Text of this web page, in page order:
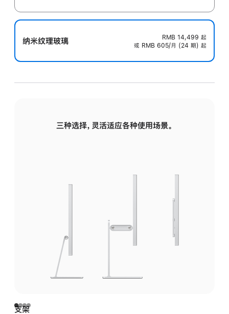
纳米纹理玻璃 RMB 14,499 起
或 RMB 605/月 (24 期) 起
三种选择，灵活适应各种使用场景。
支架